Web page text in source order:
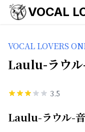
VOCAL
VOCAL LOVERS
Laulu-ラウ
3.5
Laulu-ラウル-